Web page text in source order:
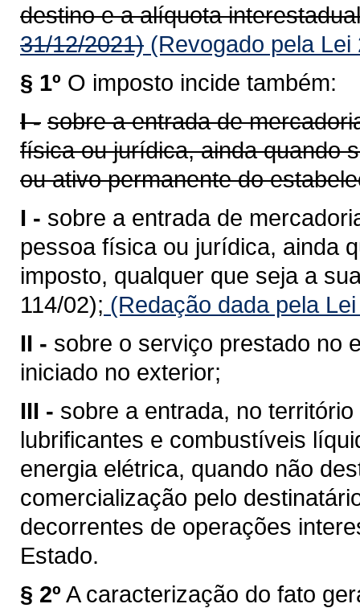
destino e a alíquota
31/12/2021) (Revogado pela
§ 1º O imposto incide também:
I - sobre a entrada de
física ou jurídica, ainda quando
ou ativo permanente do
I - sobre a entrada de
pessoa física ou jurídica, ainda
imposto, qualquer que seja a
114/02); (Redação dada pela
II - sobre o serviço prestado no
iniciado no exterior;
III - sobre a entrada, no
lubrificantes e combustíveis
energia elétrica, quando não
comercialização pelo
decorrentes de operações
Estado.
§ 2º A caracterização do fato